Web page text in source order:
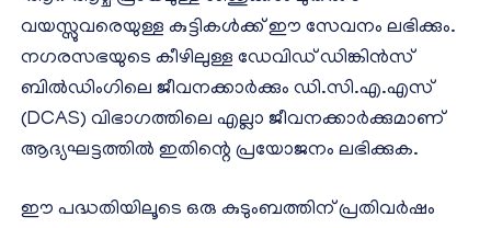
വയസ്സുവരെയുള്ള കുട്ടികൾക്ക് ഈ സേവനം ലഭിക്കും.
നഗരസഭയുടെ കീഴിലുള്ള ഡേവിഡ് ഡിങ്കിൻസ്
ബിൽഡിംഗിലെ ജീവനക്കാർക്കും ഡി.സി.എ.എസ്
(DCAS) വിഭാഗത്തിലെ എല്ലാ ജീവനക്കാർക്കുമാണ്
ആദ്യഘട്ടത്തിൽ ഇതിന്റെ പ്രയോജനം ലഭിക്കുക.
ഈ പദ്ധതിയിലൂടെ ഒരു കുടുംബത്തിന് പ്രതിവർഷം